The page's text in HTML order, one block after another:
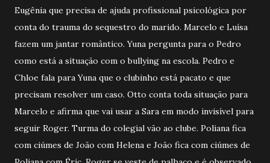
Eugênia que precisa de ajuda profissional psicológica por
conta do trauma do sequestro do marido. Marcelo e Luísa
fazem um jantar romântico. Yuna pergunta para o Pedro
como está a situação com o bullying na escola. Pedro e
Chloe fala para Yuna que o clubinho está pacato e que
precisam resolver um caso. Otto conta toda situação para
Marcelo e afirma que vai usar a Sara em modo invisível para
seguir Roger. Turma do colegial vão ao clube. Poliana fica
com ciúmes de João com Helena e João fica com ciúmes de